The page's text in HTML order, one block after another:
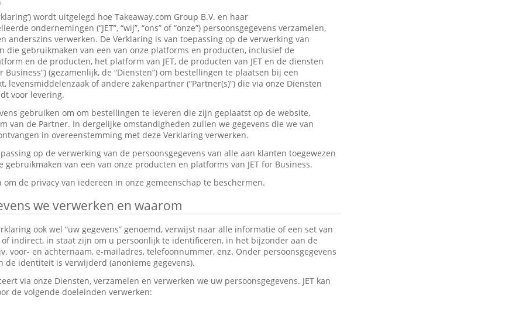
wordt uitgelegd hoe Takeaway.com Group B.V. en haar
ondernemingen (“JET”, “wij”, “ons” of “onze”) persoonsgegevens verzamelen,
anderszins verwerken. De Verklaring is van toepassing op de verwerking van
die gebruikmaken van een van onze platforms en producten, inclusief de
en de producten, het platform van JET, de producten van JET en de diensten
Business”) (gezamenlijk, de “Diensten”) om bestellingen te plaatsen bij een
levensmiddelenzaak of andere zakenpartner (“Partner(s)”) die via onze Diensten
voor levering.
gebruiken om om bestellingen te leveren die zijn geplaatst op de website,
van de Partner. In dergelijke omstandigheden zullen we gegevens die we van
in overeenstemming met deze Verklaring verwerken.
op de verwerking van de persoonsgegevens van alle aan klanten toegewezen
van een van onze producten en platforms van JET for Business.
om de privacy van iedereen in onze gemeenschap te beschermen.
we verwerken en waarom
ook wel “uw gegevens” genoemd, verwijst naar alle informatie of een set van
indirect, in staat zijn om u persoonlijk te identificeren, in het bijzonder aan de
voor- en achternaam, e-mailadres, telefoonnummer, enz. Onder persoonsgegevens
de identiteit is verwijderd (anonieme gegevens).
via onze Diensten, verzamelen en verwerken we uw persoonsgegevens. JET kan
de volgende doeleinden verwerken: